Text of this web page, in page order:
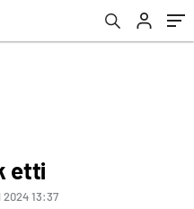
etti
2024 13:37